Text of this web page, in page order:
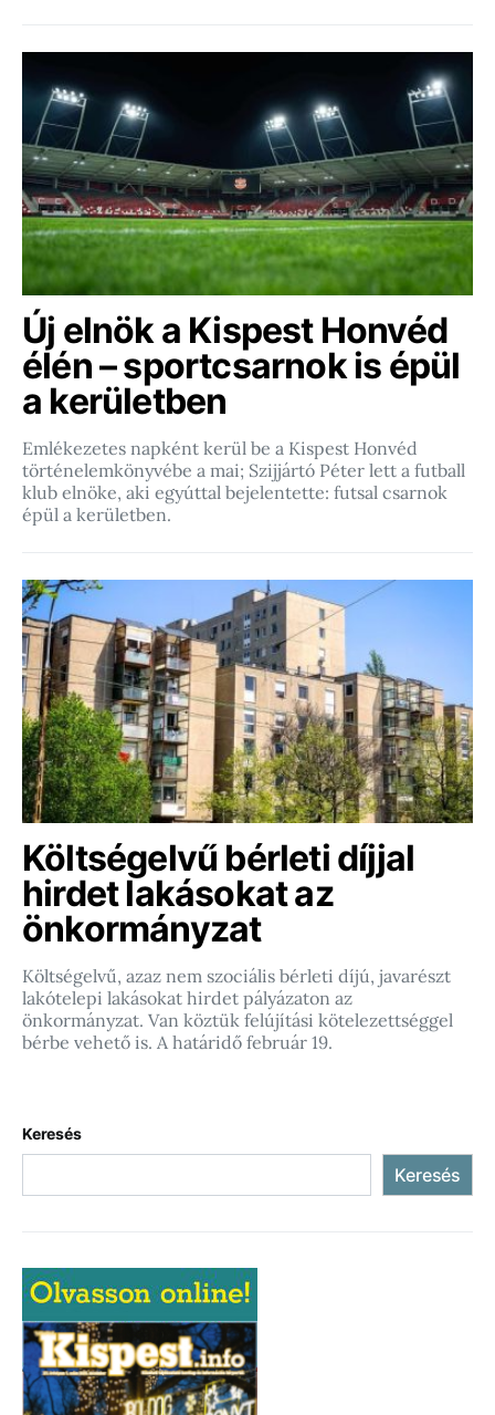
Új elnök a Kispest Honvéd
élén – sportcsarnok is épül
a kerületben
Emlékezetes napként kerül be a Kispest Honvéd
történelemkönyvébe a mai; Szijjártó Péter lett a futball
klub elnöke, aki egyúttal bejelentette: futsal csarnok
épül a kerületben.
Költségelvű bérleti díjjal
hirdet lakásokat az
önkormányzat
Költségelvű, azaz nem szociális bérleti díjú, javarészt
lakótelepi lakásokat hirdet pályázaton az
önkormányzat. Van köztük felújítási kötelezettséggel
bérbe vehető is. A határidő február 19.
Keresés
Keresés